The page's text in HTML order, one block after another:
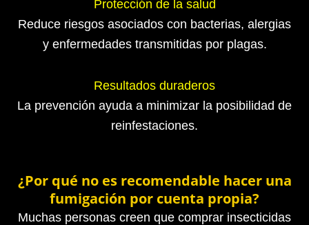
Protección de la salud
Reduce riesgos asociados con bacterias, alergias
y enfermedades transmitidas por plagas.
Resultados duraderos
La prevención ayuda a minimizar la posibilidad de
reinfestaciones.
¿Por qué no es recomendable hacer una
fumigación por cuenta propia?
Muchas personas creen que comprar insecticidas